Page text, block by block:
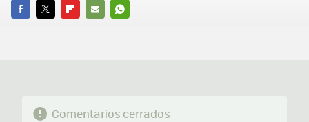
FACEBOOK
TWITTERFLIPBOARD
E-
WHATSAPP
Comentarios cerrados